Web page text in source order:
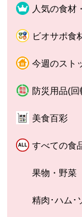
人気の食材
ビオサポ食
今週のスト
防災用品(回
美食百彩
すべての食
果物・野菜
精肉･ハム･